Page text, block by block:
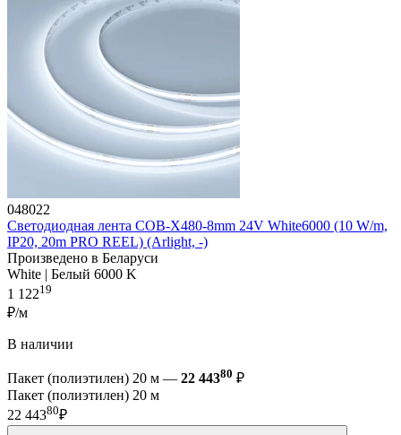
048022
Светодиодная лента COB-X480-8mm 24V White6000 (10 W/m,
IP20, 20m PRO REEL) (Arlight, -)
Произведено в Беларуси
White | Белый 6000 K
1 12219
₽/м
В наличии
Пакет (полиэтилен) 20 м — 22 44380 ₽
Пакет (полиэтилен) 20 м
22 44380₽